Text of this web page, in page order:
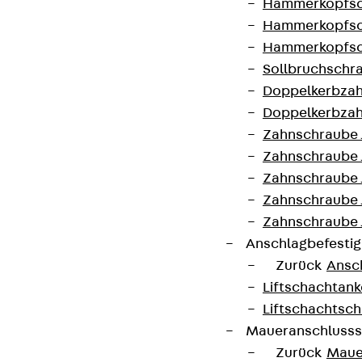
Zahnschraube
Zahnschraube
Zahnschraube
Zahnschraube
Zahnschraube
Zurück
Zurück
Produktneuheiten, Referenzen und aktuellen